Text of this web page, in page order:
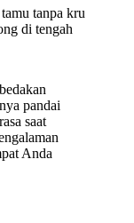
tanpa kru
di tengah
pandai
saat
Anda